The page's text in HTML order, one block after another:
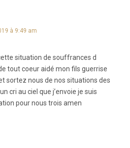
à 9:49 am
situation de souffrances d
tout coeur aidé mon fils guerrise
sortez nous de nos situations des
cri au ciel que j’envoie je suis
pour nous trois amen